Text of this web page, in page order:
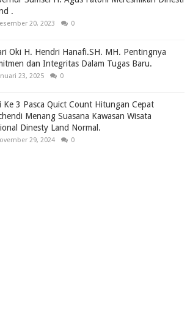
.
20, 2023 0
Oki H. Hendri Hanafi.SH. MH. Pentingnya
dan Integritas Dalam Tugas Baru.
23, 2025 0
Ke 3 Pasca Quict Count Hitungan Cepat
Menang Suasana Kawasan Wisata
Dinesty Land Normal.
29, 2024 0